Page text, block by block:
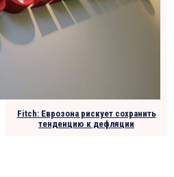
Fitch: Еврозона рискует сохранить
тенденцию к дефляции